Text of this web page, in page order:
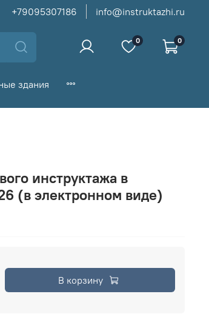
+79095307186 info@instruktazhi.ru
0 0
здания
инструктажа в
(в электронном виде)
В корзину